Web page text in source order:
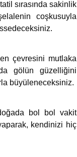
sırasında sakinlik
coşkusuyla
çevresini mutlaka
gölün güzelliğini
büyüleneceksiniz.
bol bol vakit
kendinizi hiç